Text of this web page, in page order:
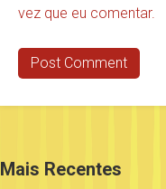
vez que eu comentar.
Mais Recentes